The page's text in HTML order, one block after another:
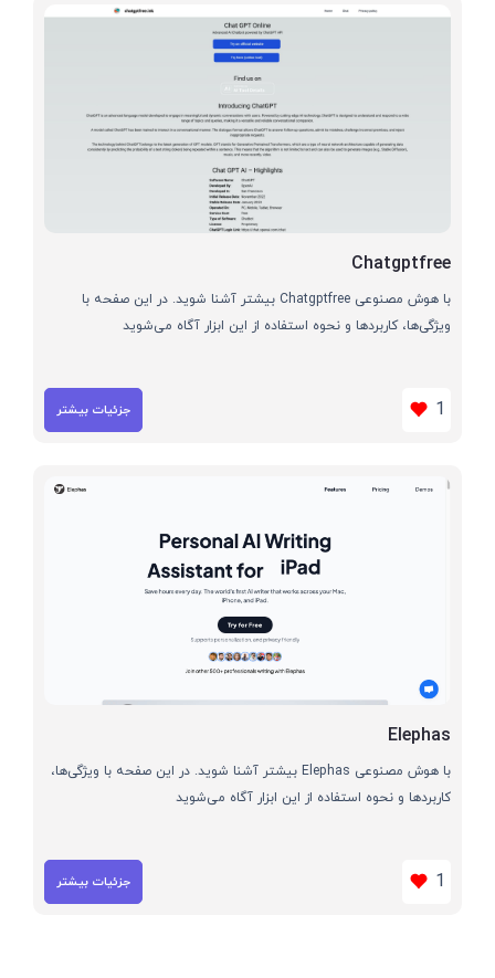
Chatgptfree
با هوش مصنوعی Chatgptfree بیشتر آشنا شوید. در این صفحه با
ویژگی‌ها، کاربردها و نحوه استفاده از این ابزار آگاه می‌شوید
1 جزئیات بیشتر
Elephas
با هوش مصنوعی Elephas بیشتر آشنا شوید. در این صفحه با ویژگی‌ها،
کاربردها و نحوه استفاده از این ابزار آگاه می‌شوید
1 جزئیات بیشتر